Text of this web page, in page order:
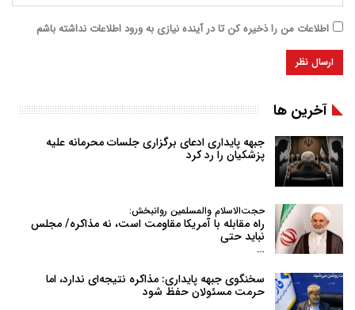
اطلاعات من را ذخیره کن تا در آینده نیازی به ورود اطلاعات نداشته باشم
آخرین ها
جبهه پایداری ادعای برگزاری جلسات محرمانه علیه
پزشکیان را رد کرد
حجت‌الاسلام والمسلمین روانبخش:
راه مقابله با آمریکا مقاومت است، نه مذاکره/ مجلس
نباید حتی
…
سخنگوی جبهه پایداری: مذاکره نتیجه‌ای ندارد، اما
حرمت مسئولان حفظ شود